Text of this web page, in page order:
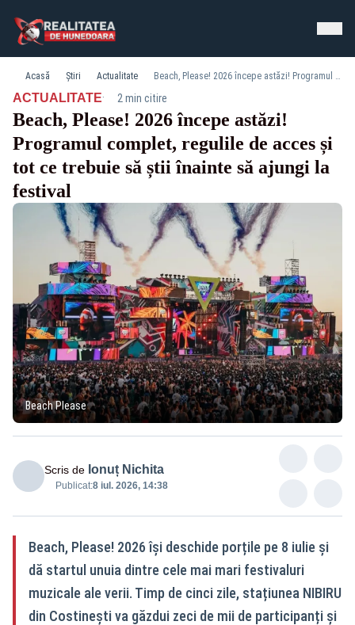
Acasă Știri Actualitate Beach, Please! 2026 începe astăzi! Programul complet, regulile de acces și tot ce trebuie să știi înainte să ajungi la festival
ACTUALITATE· 2 min citire
Beach, Please! 2026 începe astăzi!
Programul complet, regulile de acces și
tot ce trebuie să știi înainte să ajungi la
festival
Beach Please
Scris de Ionuț Nichita
Publicat:8 iul. 2026, 14:38
Beach, Please! 2026 își deschide porțile pe 8 iulie și
dă startul unuia dintre cele mai mari festivaluri
muzicale ale verii. Timp de cinci zile, stațiunea NIBIRU
din Costinești va găzdui zeci de mii de participanți și